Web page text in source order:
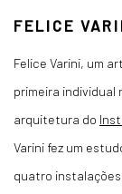
FELICE
Felice Varini, um
primeira individual
arquitetura do
Varini fez um
quatro